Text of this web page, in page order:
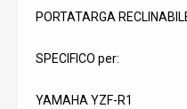
PORTATARGA
SPECIFICO per:
YAMAHA YZF-R1